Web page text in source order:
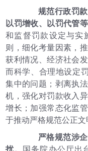
规范行政罚
以罚增收、以罚代管等
和监督罚款设定与实
则，细化考量因素，
获利情况、经济社会
而科学、合理地设定
集中的问题；剥离执
机，强化对罚款收入
增长；加强常态化监
于推动严格规范公正文
严格规范涉